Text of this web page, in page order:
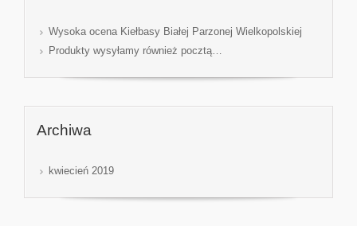
Wysoka ocena Kiełbasy Białej Parzonej Wielkopolskiej
Produkty wysyłamy również pocztą…
Archiwa
kwiecień 2019